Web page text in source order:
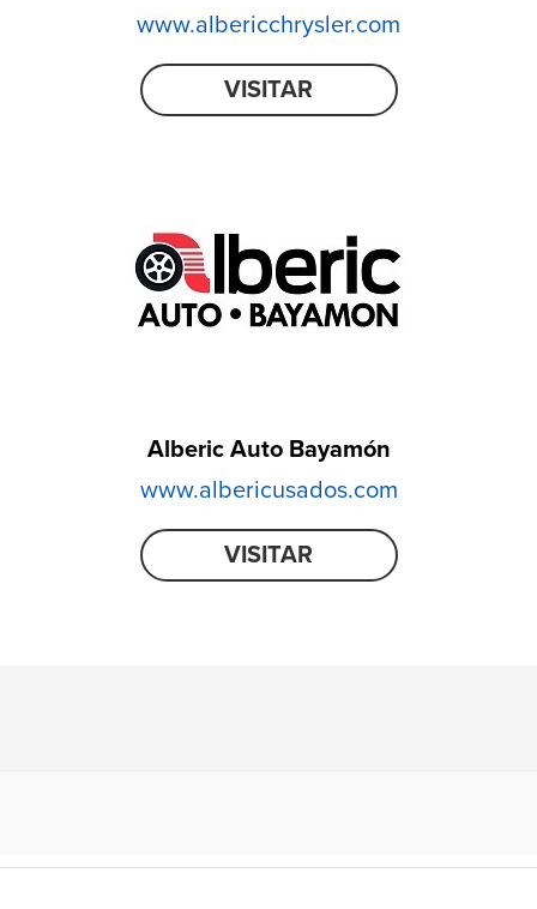
www.albericchrysler.com
VISITAR
Alberic Auto Bayamón
www.albericusados.com
VISITAR